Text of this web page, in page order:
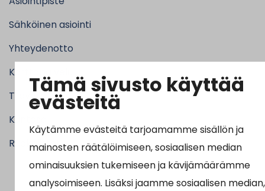
Tämä sivusto käyttää
evästeitä
Käytämme evästeitä tarjoamamme sisällön ja
mainosten räätälöimiseen, sosiaalisen median
ominaisuuksien tukemiseen ja kävijämäärämme
analysoimiseen. Lisäksi jaamme sosiaalisen median,
Sähköinen asiointi
Yhteydenotto
Karttapalvelu
Tilavaraus
Kuntosali
Ruokalistat